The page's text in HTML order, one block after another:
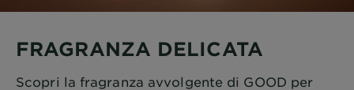
FRAGRANZA DELICATA
Scopri la fragranza avvolgente di GOOD per